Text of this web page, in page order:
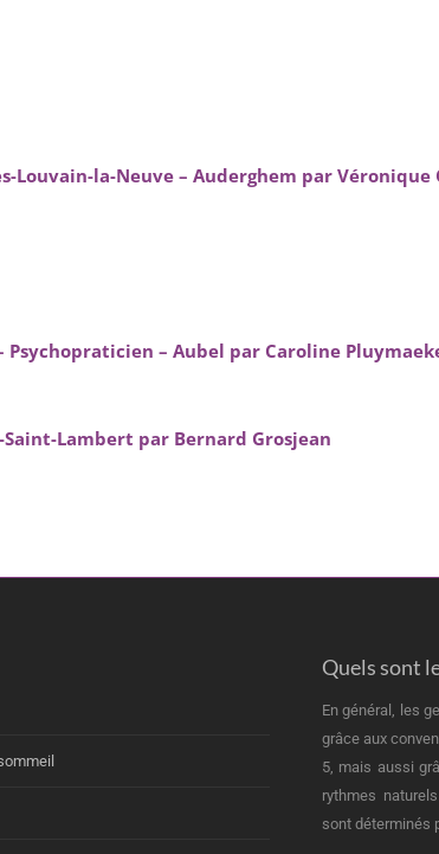
Louvain-la-Neuve – Auderghem par
Psychopraticien – Aubel par Caroline
Lambert par Bernard Grosjean
Quels sont
En général, les
grâce aux
5, mais aussi
rythmes
sont déterminés